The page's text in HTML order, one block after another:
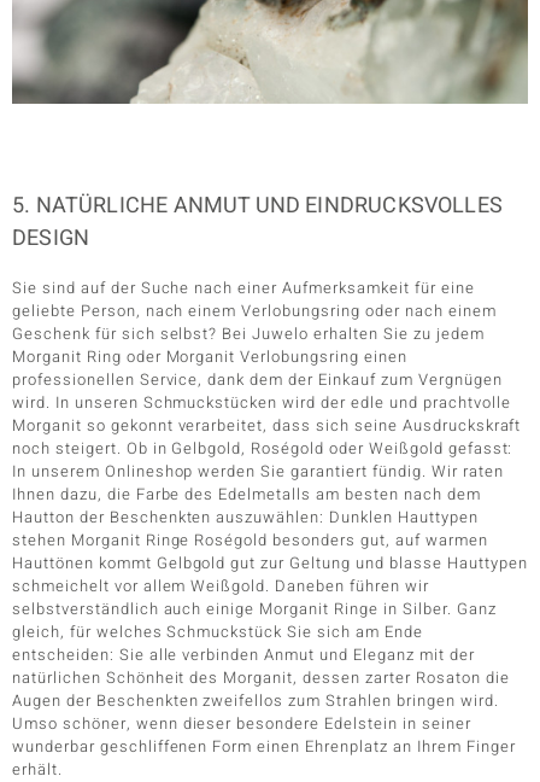
5. NATÜRLICHE ANMUT UND EINDRUCKSVOLLES
DESIGN
Sie sind auf der Suche nach einer Aufmerksamkeit für eine
geliebte Person, nach einem Verlobungsring oder nach einem
Geschenk für sich selbst? Bei Juwelo erhalten Sie zu jedem
Morganit Ring oder Morganit Verlobungsring einen
professionellen Service, dank dem der Einkauf zum Vergnügen
wird. In unseren Schmuckstücken wird der edle und prachtvolle
Morganit so gekonnt verarbeitet, dass sich seine Ausdruckskraft
noch steigert. Ob in Gelbgold, Roségold oder Weißgold gefasst:
In unserem Onlineshop werden Sie garantiert fündig. Wir raten
Ihnen dazu, die Farbe des Edelmetalls am besten nach dem
Hautton der Beschenkten auszuwählen: Dunklen Hauttypen
stehen Morganit Ringe Roségold besonders gut, auf warmen
Hauttönen kommt Gelbgold gut zur Geltung und blasse Hauttypen
schmeichelt vor allem Weißgold. Daneben führen wir
selbstverständlich auch einige Morganit Ringe in Silber. Ganz
gleich, für welches Schmuckstück Sie sich am Ende
entscheiden: Sie alle verbinden Anmut und Eleganz mit der
natürlichen Schönheit des Morganit, dessen zarter Rosaton die
Augen der Beschenkten zweifellos zum Strahlen bringen wird.
Umso schöner, wenn dieser besondere Edelstein in seiner
wunderbar geschliffenen Form einen Ehrenplatz an Ihrem Finger
erhält.